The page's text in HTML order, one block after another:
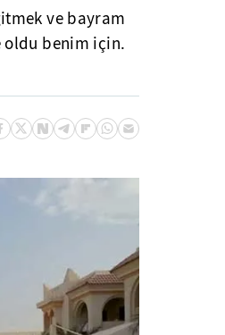
ve bayram
oldu benim için.